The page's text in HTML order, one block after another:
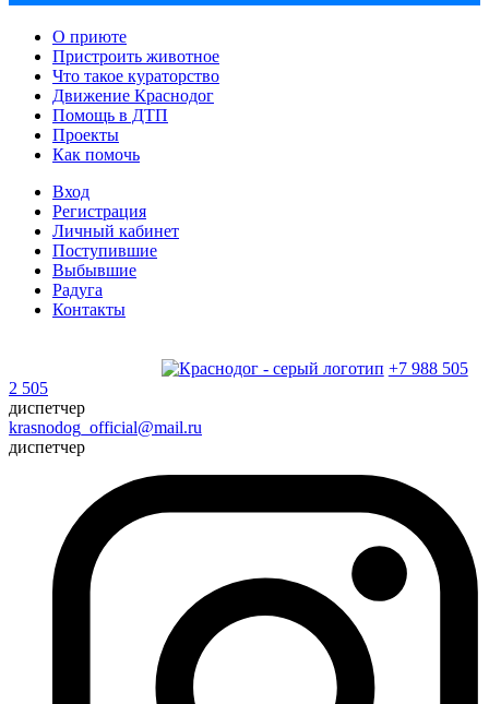
О приюте
Пристроить животное
Что такое кураторство
Движение Краснодог
Помощь в ДТП
Проекты
Как помочь
Вход
Регистрация
Личный кабинет
Поступившие
Выбывшие
Радуга
Контакты
+7 988 505
2 505
диспетчер
krasnodog_official@mail.ru
диспетчер